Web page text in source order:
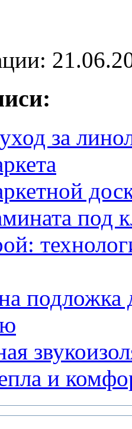
за
под
подложка
и